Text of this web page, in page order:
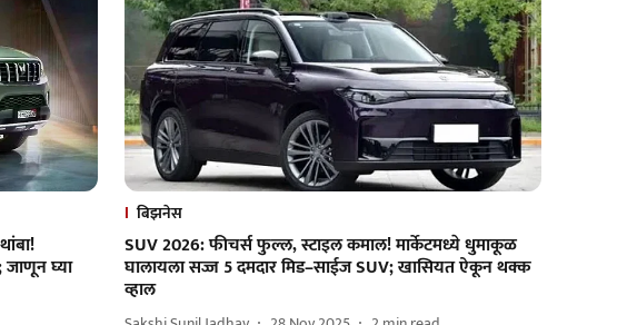
घ्या
बिझनेस
SUV 2026: फीचर्स फुल्ल, स्टाइल कमाल! मार्केटमध्ये धुमाकूळ
घालायला सज्ज 5 दमदार मिड–साईज SUV; खासियत ऐकून थक्क
व्हाल